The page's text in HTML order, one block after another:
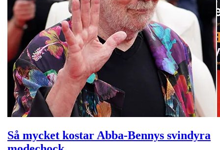
Så mycket kostar Abba-Bennys svindyra